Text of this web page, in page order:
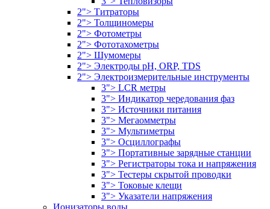
2"> Титраторы
2"> Толщиномеры
2"> Фотометры
2"> Фототахометры
2"> Шумомеры
2"> Электроды pH, ORP, TDS
2"> Электроизмерительные инструменты
3"> LCR метры
3"> Индикатор чередования фаз
3"> Источники питания
3"> Мегаомметры
3"> Мультиметры
3"> Осциллографы
3"> Портативные зарядные станции
3"> Регистраторы тока и напряжения
3"> Тестеры скрытой проводки
3"> Токовые клещи
3"> Указатели напряжения
Ионизаторы воды